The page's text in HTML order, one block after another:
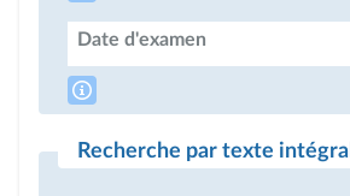
Date d'examen
Recherche par texte intégral